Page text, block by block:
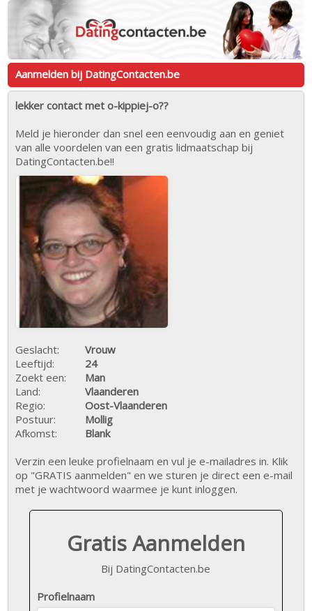
Aanmelden bij DatingContacten.be
lekker contact met o-kippiej-o??
Meld je hieronder dan snel een eenvoudig aan en geniet
van alle voordelen van een gratis lidmaatschap bij
DatingContacten.be!!
Geslacht:
Vrouw
Leeftijd:
24
Zoekt een:
Man
Land:
Vlaanderen
Regio:
Oost-Vlaanderen
Postuur:
Mollig
Afkomst:
Blank
Verzin een leuke profielnaam en vul je e-mailadres in. Klik
op "GRATIS aanmelden" en we sturen je direct een e-mail
met je wachtwoord waarmee je kunt inloggen.
Gratis Aanmelden
Bij DatingContacten.be
Profielnaam